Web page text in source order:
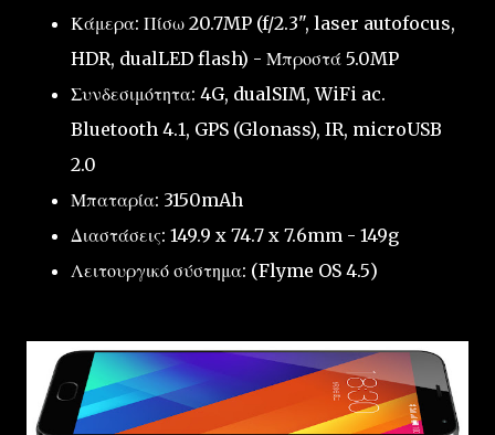
Κάμερα: Πίσω 20.7MP (f/2.3", laser autofocus,
HDR, dualLED flash) - Μπροστά 5.0MP
Συνδεσιμότητα: 4G, dualSIM, WiFi ac.
Bluetooth 4.1, GPS (Glonass), IR, microUSB
2.0
Μπαταρία: 3150mAh
Διαστάσεις: 149.9 x 74.7 x 7.6mm - 149g
Λειτουργικό σύστημα: (Flyme OS 4.5)